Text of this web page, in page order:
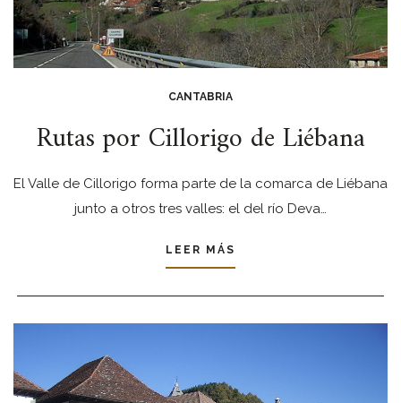
CANTABRIA
Rutas por Cillorigo de Liébana
El Valle de Cillorigo forma parte de la comarca de Liébana
junto a otros tres valles: el del río Deva…
LEER MÁS